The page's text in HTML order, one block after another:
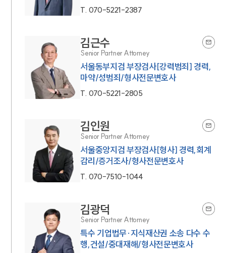
T. 070-5221-2387
김근수
Senior Partner Attorney
서울동부지검 부장검사[강력범죄] 경력,
마약/성범죄/형사전문변호사
T. 070-5221-2805
김인원
Senior Partner Attorney
서울중앙지검 부장검사[형사] 경력,회계
감리/증거조사/형사전문변호사
T. 070-7510-1044
김광덕
Senior Partner Attorney
특수 기업법무·지식재산권 소송 다수 수
행,건설/중대재해/형사전문변호사